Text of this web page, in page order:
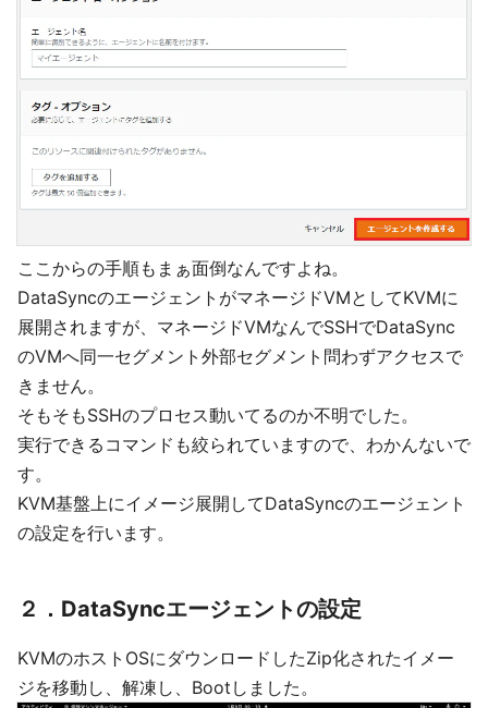
ここからの手順もまぁ面倒なんですよね。
DataSyncのエージェントがマネージドVMとしてKVMに
展開されますが、マネージドVMなんでSSHでDataSync
のVMへ同一セグメント外部セグメント問わずアクセスで
きません。
そもそもSSHのプロセス動いてるのか不明でした。
実行できるコマンドも絞られていますので、わかんないで
す。
KVM基盤上にイメージ展開してDataSyncのエージェント
の設定を行います。
２．DataSyncエージェントの設定
KVMのホストOSにダウンロードしたZip化されたイメー
ジを移動し、解凍し、Bootしました。